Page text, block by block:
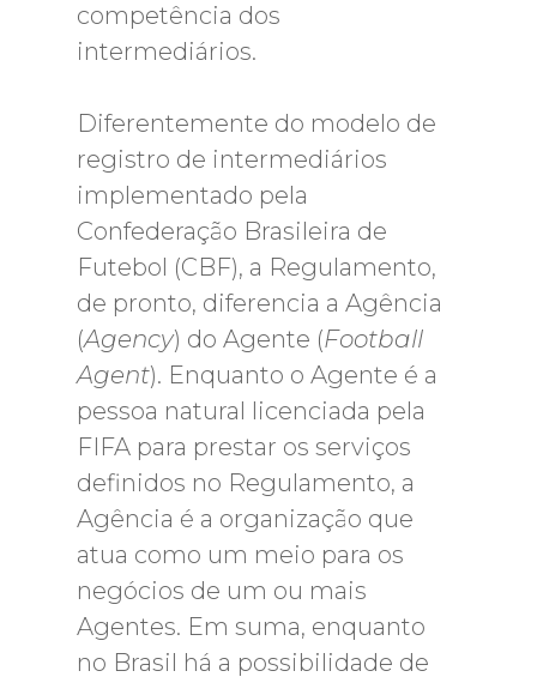
competência dos
intermediários.
Diferentemente do modelo de
registro de intermediários
implementado pela
Confederação Brasileira de
Futebol (CBF), a Regulamento,
de pronto, diferencia a Agência
(Agency) do Agente (Football
Agent). Enquanto o Agente é a
pessoa natural licenciada pela
FIFA para prestar os serviços
definidos no Regulamento, a
Agência é a organização que
atua como um meio para os
negócios de um ou mais
Agentes. Em suma, enquanto
no Brasil há a possibilidade de